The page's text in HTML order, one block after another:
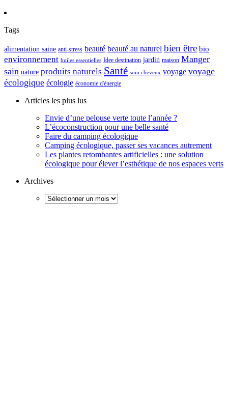
Tags
alimentation saine anti-stress beauté beauté au naturel bien être bio
environnement huiles essentielles Idee destination jardin maison Manger
sain nature produits naturels Santé soin cheveux voyage voyage
écologique écologie économie d'énergie
Articles les plus lus
Envie d’une pelouse verte toute l’année ?
L’écoconstruction pour une belle santé
Faire du camping écologique
Camping écologique, passer ses vacances autrement
Les plantes retombantes artificielles : une solution
écologique pour élever l’esthétique de nos espaces verts
Archives